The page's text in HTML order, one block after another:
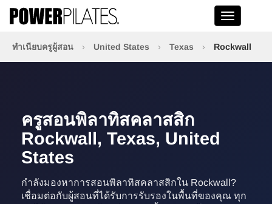
Toggle
ทำเนียบครูผู้สอน › United States › Texas › Rockwall
ครูสอนพิลาทิสคลาสสิก
Rockwall, Texas, United
States
กำลังมองหาการสอนพิลาทิสคลาสสิกใน Rockwall?
เชื่อมต่อกับผู้สอนที่ได้รับการรับรองในพื้นที่ของคุณ ทุก